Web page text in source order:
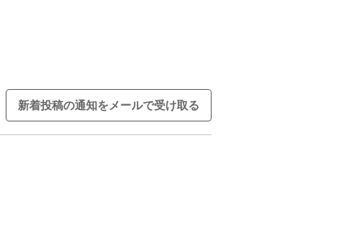
新着投稿の通知をメールで受け取る